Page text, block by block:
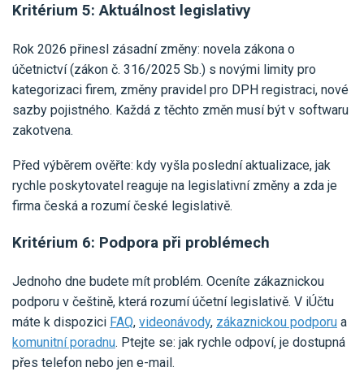
Kritérium 5: Aktuálnost legislativy
Rok 2026 přinesl zásadní změny: novela zákona o
účetnictví (zákon č. 316/2025 Sb.) s novými limity pro
kategorizaci firem, změny pravidel pro DPH registraci, nové
sazby pojistného. Každá z těchto změn musí být v softwaru
zakotvena.
Před výběrem ověřte: kdy vyšla poslední aktualizace, jak
rychle poskytovatel reaguje na legislativní změny a zda je
firma česká a rozumí české legislativě.
Kritérium 6: Podpora při problémech
Jednoho dne budete mít problém. Oceníte zákaznickou
podporu v češtině, která rozumí účetní legislativě. V iÚčtu
máte k dispozici FAQ, videonávody, zákaznickou podporu a
komunitní poradnu. Ptejte se: jak rychle odpoví, je dostupná
přes telefon nebo jen e-mail.